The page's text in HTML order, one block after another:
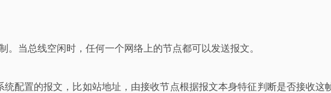
当总线空闲时，任何一个网络上的节点都可以发送报文。
配置的报文，比如站地址，由接收节点根据报文本身特征判断是否接收这